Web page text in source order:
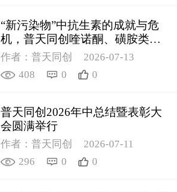
“新污染物”中抗生素的成就与危
机，普天同创喹诺酮、磺胺类质
控新品筑牢环境安全防线
作者：普天同创
2026-07-13
408
0 0
普天同创2026年中总结暨表彰大
会圆满举行
作者：普天同创
2026-07-11
296
0 0